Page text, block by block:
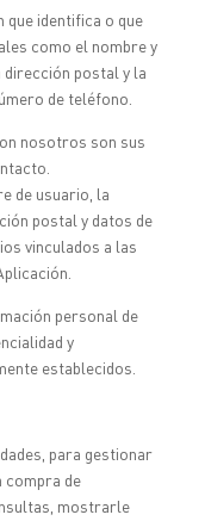
identifica o que
como el nombre y
postal y la
de teléfono.
nosotros son sus
de usuario, la
postal y datos de
vinculados a las
personal de
y
establecidos.
para gestionar
de
mostrarle